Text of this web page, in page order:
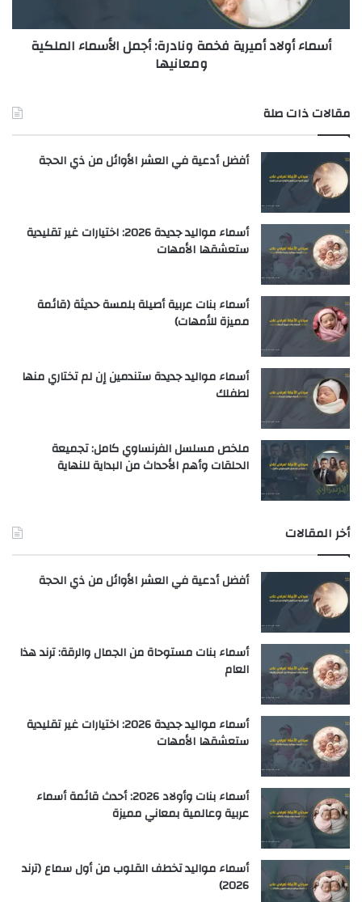
أسماء أولاد أميرية فخمة ونادرة: أجمل الأسماء الملكية
ومعانيها
مقالات ذات صلة
أفضل أدعية في العشر الأوائل من ذي الحجة
أسماء مواليد جديدة 2026: اختيارات غير تقليدية
ستعشقها الأمهات
أسماء بنات عربية أصيلة بلمسة حديثة (قائمة
مميزة للأمهات)
أسماء مواليد جديدة ستندمين إن لم تختاري منها
لطفلك
ملخص مسلسل الفرنساوي كامل: تجميعة
الحلقات وأهم الأحداث من البداية للنهاية
أخر المقالات
أفضل أدعية في العشر الأوائل من ذي الحجة
أسماء بنات مستوحاة من الجمال والرقة: ترند هذا
العام
أسماء مواليد جديدة 2026: اختيارات غير تقليدية
ستعشقها الأمهات
أسماء بنات وأولاد 2026: أحدث قائمة أسماء
عربية وعالمية بمعاني مميزة
أسماء مواليد تخطف القلوب من أول سماع (ترند
2026)